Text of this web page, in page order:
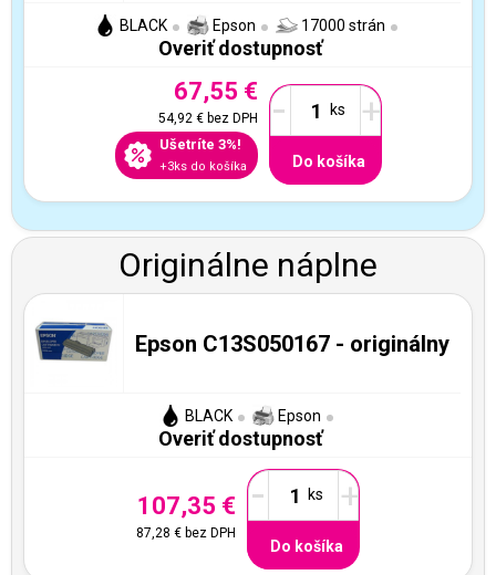
BLACK Epson 17000 strán
Overiť dostupnosť
67,55 €
54,92 €bez DPH
Ušetríte 3%!
+3ks do košíka
- +
Do košíka
Originálne náplne
Epson C13S050167 - originálny
BLACK Epson
Overiť dostupnosť
107,35 €
87,28 € bez DPH
- +
Do košíka